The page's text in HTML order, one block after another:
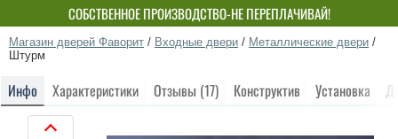
СОБСТВЕННОЕ ПРОИЗВОДСТВО-НЕ ПЕРЕПЛАЧИВАЙ!
Магазин дверей Фаворит / Входные двери / Металлические двери /
Штурм
Инфо Характеристики Отзывы (17) Конструктив Установка